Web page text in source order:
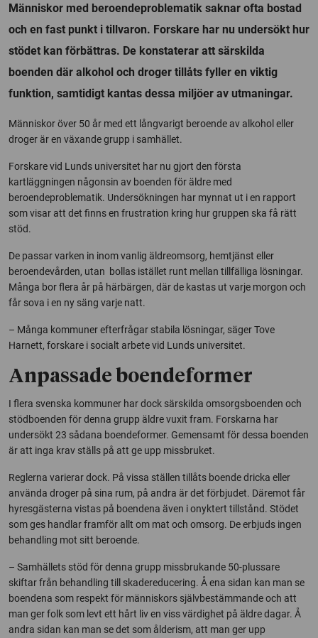
Människor med beroendeproblematik saknar ofta bostad
och en fast punkt i tillvaron. Forskare har nu undersökt hur
stödet kan förbättras. De konstaterar att särskilda
boenden där alkohol och droger tillåts fyller en viktig
funktion, samtidigt kantas dessa miljöer av utmaningar.
Människor över 50 år med ett långvarigt beroende av alkohol eller
droger är en växande grupp i samhället.
Forskare vid Lunds universitet har nu gjort den första
kartläggningen någonsin av boenden för äldre med
beroendeproblematik. Undersökningen har mynnat ut i en rapport
som visar att det finns en frustration kring hur gruppen ska få rätt
stöd.
De passar varken in inom vanlig äldreomsorg, hemtjänst eller
beroendevården, utan bollas istället runt mellan tillfälliga lösningar.
Många bor flera år på härbärgen, där de kastas ut varje morgon och
får sova i en ny säng varje natt.
– Många kommuner efterfrågar stabila lösningar, säger Tove
Harnett, forskare i socialt arbete vid Lunds universitet.
Anpassade boendeformer
I flera svenska kommuner har dock särskilda omsorgsboenden och
stödboenden för denna grupp äldre vuxit fram. Forskarna har
undersökt 23 sådana boendeformer. Gemensamt för dessa boenden
är att inga krav ställs på att ge upp missbruket.
Reglerna varierar dock. På vissa ställen tillåts boende dricka eller
använda droger på sina rum, på andra är det förbjudet. Däremot får
hyresgästerna vistas på boendena även i onyktert tillstånd. Stödet
som ges handlar framför allt om mat och omsorg. De erbjuds ingen
behandling mot sitt beroende.
– Samhällets stöd för denna grupp missbrukande 50-plussare
skiftar från behandling till skadereducering. Å ena sidan kan man se
boendena som respekt för människors självbestämmande och att
man ger folk som levt ett hårt liv en viss värdighet på äldre dagar. Å
andra sidan kan man se det som ålderism, att man ger upp